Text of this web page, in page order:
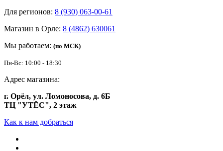
Для регионов: 8 (930) 063-00-61
Магазин в Орле: 8 (4862) 630061
Мы работаем: (по МСК)
Пн-Вс: 10:00 - 18:30
Адрес магазина:
г. Орёл, ул. Ломоносова, д. 6Б
ТЦ "УТЁС", 2 этаж
Как к нам добраться